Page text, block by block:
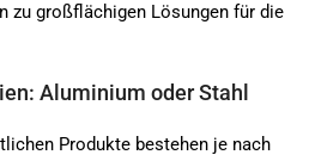
zu großflächigen Lösungen für die
Aluminium oder Stahl
Produkte bestehen je nach